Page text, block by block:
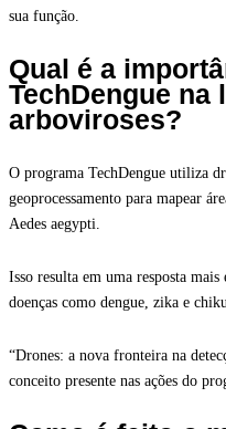
sua função.
Qual é a
TechDengue na
arboviroses?
O programa TechDengue utiliza
geoprocessamento para mapear
Aedes aegypti.
Isso resulta em uma resposta
doenças como dengue, zika e
“Drones: a nova fronteira na
conceito presente nas ações do